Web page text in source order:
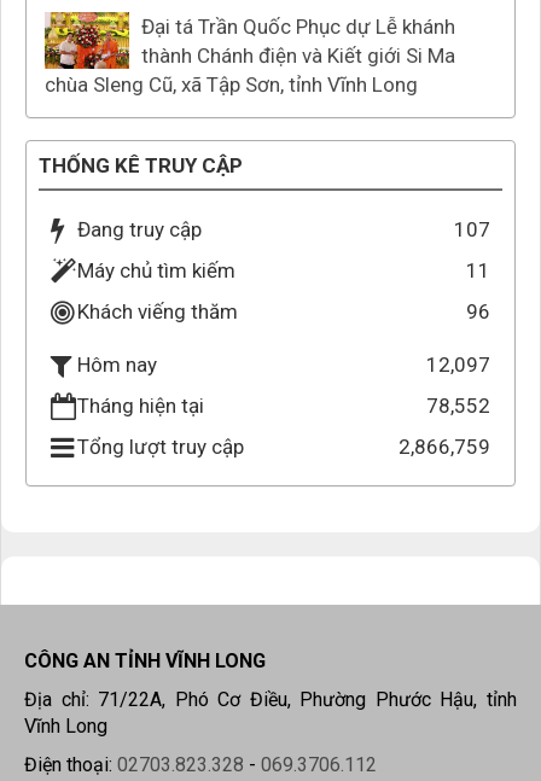
Đại tá Trần Quốc Phục dự Lễ khánh
thành Chánh điện và Kiết giới Si Ma
chùa Sleng Cũ, xã Tập Sơn, tỉnh Vĩnh Long
THỐNG KÊ TRUY CẬP
Đang truy cập
107
Máy chủ tìm kiếm
11
Khách viếng thăm
96
Hôm nay
12,097
Tháng hiện tại
78,552
Tổng lượt truy cập
2,866,759
CÔNG AN TỈNH VĨNH LONG
Địa chỉ: 71/22A, Phó Cơ Điều, Phường Phước Hậu, tỉnh
Vĩnh Long
Điện thoại: 02703.823.328 - 069.3706.112